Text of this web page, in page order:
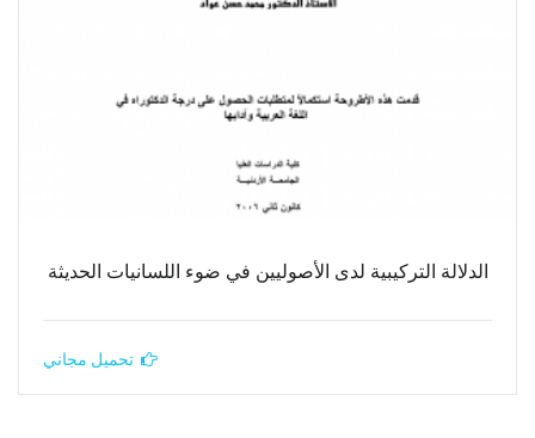
الدلالة التركيبية لدى الأصوليين في ضوء اللسانيات الحديثة
تحميل مجاني